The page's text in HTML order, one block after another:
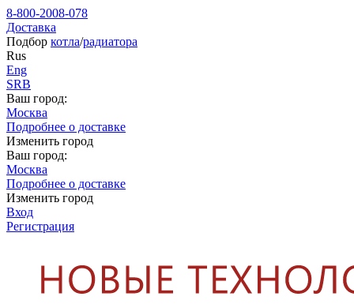
8-800-2008-078
Доставка
Подбор котла/радиатора
Rus
Eng
SRB
Ваш город:
Москва
Подробнее о доставке
Изменить город
Ваш город:
Москва
Подробнее о доставке
Изменить город
Вход
Регистрация